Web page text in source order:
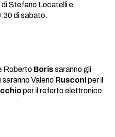
di Stefano Locatelli e
di sabato.
Roberto Borissaranno gli
Valerio Rusconiper il
per il referto elettronico.